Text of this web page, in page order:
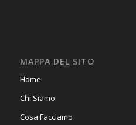
MAPPA DEL SITO
Home
Chi Siamo
Cosa Facciamo